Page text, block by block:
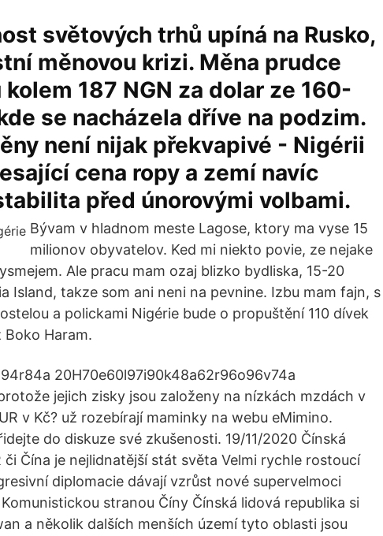
světových trhů upíná na Rusko,
měnovou krizi. Měna prudce
187 NGN za dolar ze 160-
se nacházela dříve na podzim.
není nijak překvapivé - Nigérii
cena ropy a zemí navíc
před únorovými volbami.
Bývam v hladnom meste Lagose, ktory ma vyse 15
milionov obyvatelov. Ked mi niekto povie, ze nejake
Ale pracu mam ozaj blizko bydliska, 15-20
Island, takze som ani neni na pevnine. Izbu mam fajn, s
a polickami Nigérie bude o propuštění 110 dívek
Haram.
20H70e60l97i90k48a62r96o96v74a
jejich zisky jsou založeny na nízkách mzdách v
v Kč? už rozebírají maminky na webu eMimino.
do diskuze své zkušenosti. 19/11/2020 Čínská
Čína je nejlidnatější stát světa Velmi rychle rostoucí
diplomacie dávají vzrůst nové supervelmoci
stranou Číny Čínská lidová republika si
a několik dalších menších území tyto oblasti jsou